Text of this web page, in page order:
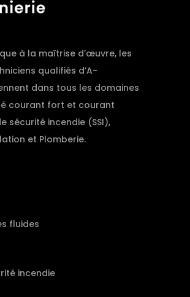
à la maîtrise d’œuvre, les
qualifiés d’A-
dans tous les domaines
courant fort et courant
sécurité incendie (SSI),
et Plomberie.
fluides
incendie